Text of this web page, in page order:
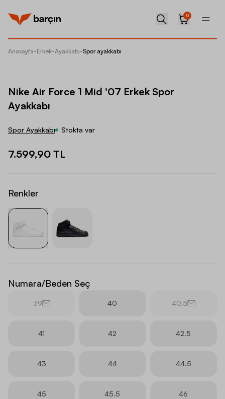
0
Anasayfa-Erkek-Ayakkabı-Spor ayakkabı
Nike Air Force 1 Mid '07 Erkek Spor
Ayakkabı
Spor Ayakkabı Stokta var
7.599,90 TL
Renkler
Numara/Beden Seç
39 40 40.5
41 42 42.5
43 44 44.5
45 45.5 46